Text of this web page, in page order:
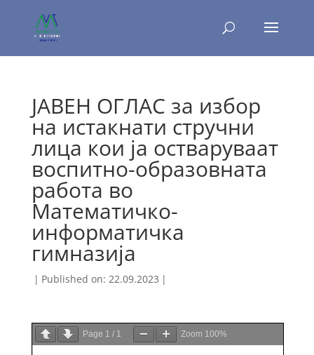
ЈАВЕН ОГЛАС за избор
на истакнати стручни
лица кои ја остваруваат
воспитно-образовната
работа во
Математичко-
информатичка
гимназија
| Published on: 22.09.2023 |
Page 1 / 1 Zoom 100%